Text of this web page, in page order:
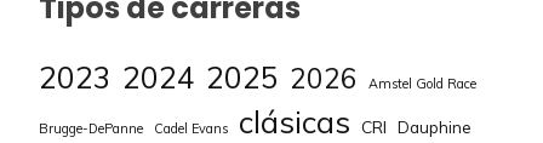
Tipos de carreras
2023 2024 2025 2026 Amstel Gold Race
Brugge-DePanne Cadel Evans clásicas CRI Dauphine